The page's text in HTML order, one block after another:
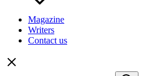
Magazine
Writers
Contact us